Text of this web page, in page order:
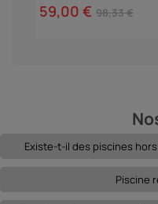
59,00 € 98,33 €
Existe-t-il des piscines
Piscine